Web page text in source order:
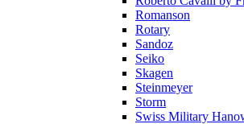
Romanson
Rotary
Sandoz
Seiko
Skagen
Steinmeyer
Storm
Swiss Military